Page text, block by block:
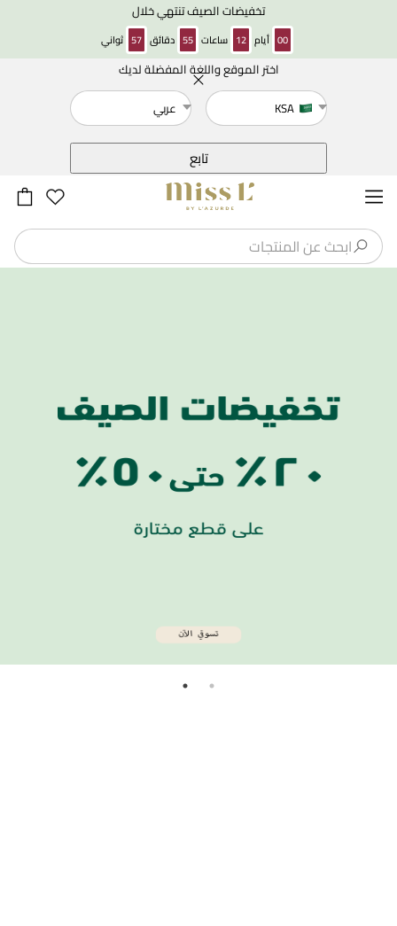
تخفيضات الصيف تنتهي خلال
00 أيام 12 ساعات 55 دقائق 56 ثواني
اختر الموقع واللغة المفضلة لديك
KSA
عربي
تابع